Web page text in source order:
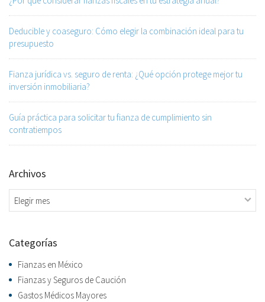
Deducible y coaseguro: Cómo elegir la combinación ideal para tu
presupuesto
Fianza jurídica vs. seguro de renta: ¿Qué opción protege mejor tu
inversión inmobiliaria?
Guía práctica para solicitar tu fianza de cumplimiento sin
contratiempos
Archivos
Archivos
Categorías
Fianzas en México
Fianzas y Seguros de Caución
Gastos Médicos Mayores